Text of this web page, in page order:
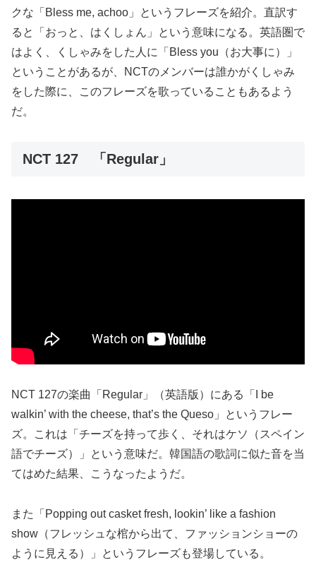
クな「Bless me, achoo」というフレーズを紹介。直訳す
ると「おっと、はくしょん」という意味になる。英語圏で
はよく、くしゃみをした人に「Bless you（お大事に）」
ということがあるが、NCTのメンバーは誰かがくしゃみ
をした際に、このフレーズを歌っていることもあるよう
だ。
NCT 127 「Regular」
NCT 127の楽曲「Regular」（英語版）にある「I be
walkin’ with the cheese, that’s the Queso」というフレー
ズ。これは「チーズを持って歩く、それはケソ（スペイン
語でチーズ）」という意味だ。韓国語の歌詞に似た音を当
てはめた結果、こうなったようだ。
また「Popping out casket fresh, lookin’ like a fashion
show（フレッシュな棺から出て、ファッションショーの
ように見える）」というフレーズも登場している。